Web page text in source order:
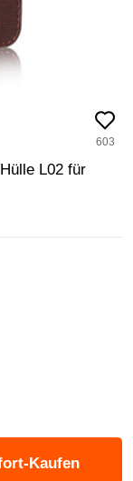
603
L02 für
Kaufen